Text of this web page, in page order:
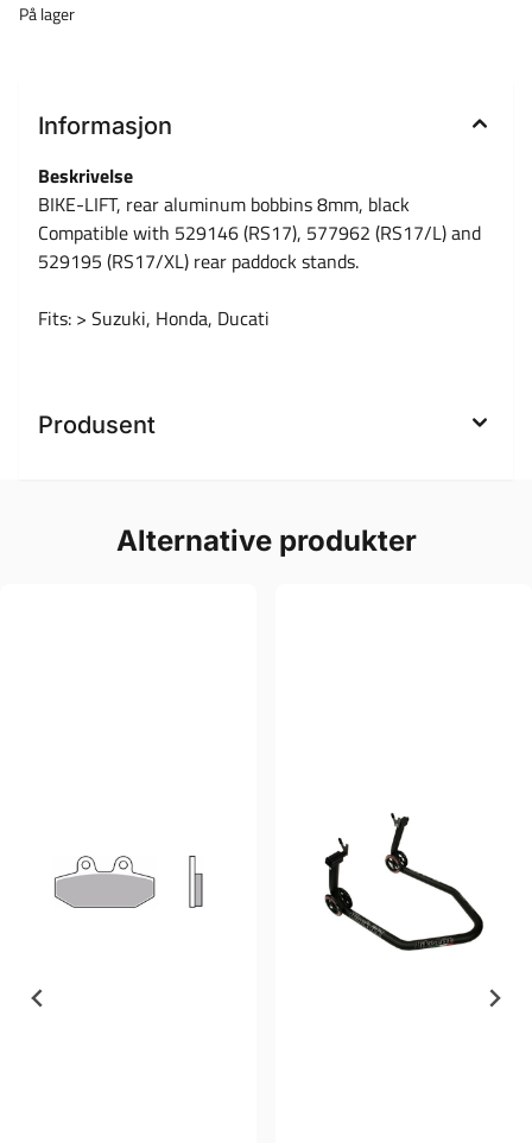
På lager
Informasjon
Beskrivelse
BIKE-LIFT, rear aluminum bobbins 8mm, black
Compatible with 529146 (RS17), 577962 (RS17/L) and
529195 (RS17/XL) rear paddock stands.
Fits: > Suzuki, Honda, Ducati
Produsent
Alternative produkter